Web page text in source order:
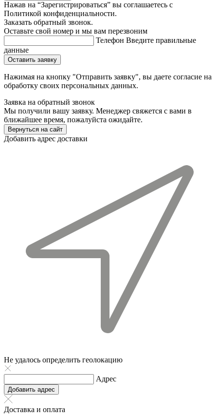
Нажав на “Зарегистрироваться” вы соглашаетесь с
Политикой конфиденциальности.
Заказать обратный звонок.
Оставьте свой номер и мы вам перезвоним
Телефон Введите правильные
данные
Оставить заявку
Нажимая на кнопку "Отправить заявку", вы даете согласие на
обработку своих персональных данных.
Заявка на обратный звонок
Мы получили вашу заявку. Менеджер свяжется с вами в
ближайшее время, пожалуйста ожидайте.
Вернуться на сайт
Добавить адрес доставки
Не удалось определить геолокацию
Адрес
Добавить адрес
Доставка и оплата